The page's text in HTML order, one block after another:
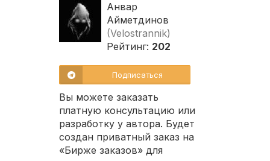
Анвар
Айметдинов
(Velostrannik)
Рейтинг: 202
Подписаться
Вы можете заказать
платную консультацию или
разработку у автора. Будет
создан приватный заказ на
«Бирже заказов» для